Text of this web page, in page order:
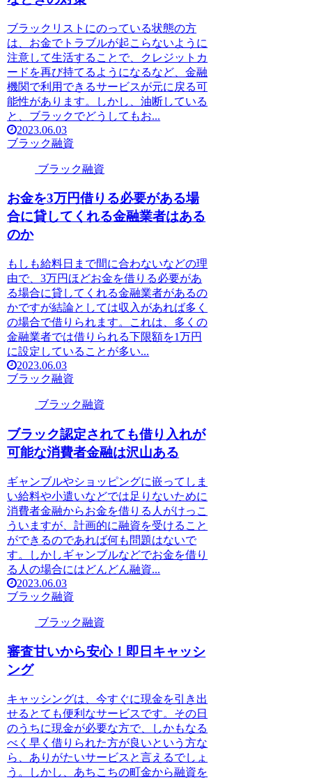
ブラックリストにのっている状態の方
は、お金でトラブルが起こらないように
注意して生活することで、クレジットカ
ードを再び持てるようになるなど、金融
機関で利用できるサービスが元に戻る可
能性があります。しかし、油断している
と、ブラックでどうしてもお...
2023.06.03
ブラック融資
ブラック融資
お金を3万円借りる必要がある場
合に貸してくれる金融業者はある
のか
もしも給料日まで間に合わないなどの理
由で、3万円ほどお金を借りる必要があ
る場合に貸してくれる金融業者があるの
かですが結論としては収入があれば多く
の場合で借りられます。これは、多くの
金融業者では借りられる下限額を1万円
に設定していることが多い...
2023.06.03
ブラック融資
ブラック融資
ブラック認定されても借り入れが
可能な消費者金融は沢山ある
ギャンブルやショッピングに嵌ってしま
い給料や小遣いなどでは足りないために
消費者金融からお金を借りる人がけっこ
ういますが、計画的に融資を受けること
ができるのであれば何も問題はないで
す。しかしギャンブルなどでお金を借り
る人の場合にはどんどん融資...
2023.06.03
ブラック融資
ブラック融資
審査甘いから安心！即日キャッシ
ング
キャッシングは、今すぐに現金を引き出
せるとても便利なサービスです。その日
のうちに現金が必要な方で、しかもなる
べく早く借りられた方が良いという方な
ら、ありがたいサービスと言えるでしょ
う。しかし、あちこちの町金から融資を